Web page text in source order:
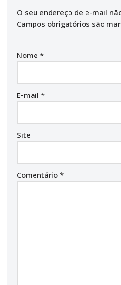
O seu endereço de e-mail
Campos obrigatórios são
Nome *
E-mail *
Site
Comentário *